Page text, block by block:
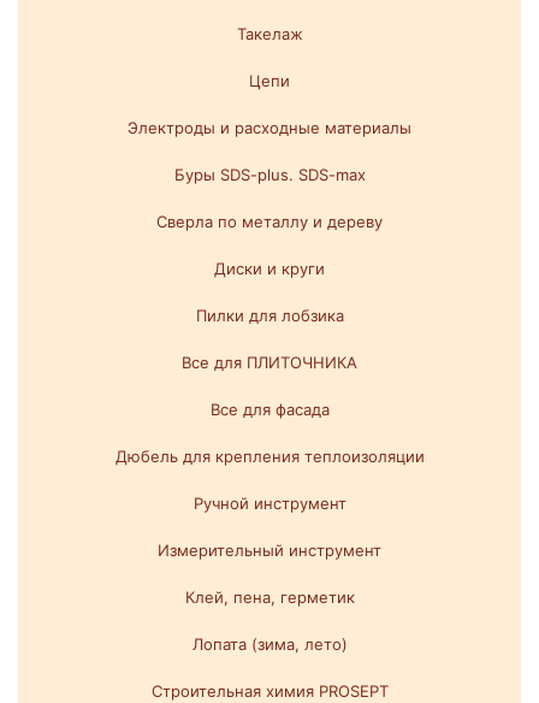
Такелаж
Цепи
Электроды и расходные материалы
Буры SDS-plus. SDS-max
Сверла по металлу и дереву
Диски и круги
Пилки для лобзика
Все для ПЛИТОЧНИКА
Все для фасада
Дюбель для крепления теплоизоляции
Ручной инструмент
Измерительный инструмент
Клей, пена, герметик
Лопата (зима, лето)
Строительная химия PROSEPT